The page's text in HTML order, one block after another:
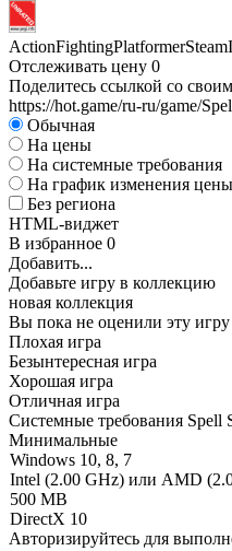
ActionFightingPlatformerSteam
Отслеживать цену 0
Поделитесь ссылкой со
https://hot.game/ru-ru/game/
Обычная
На цены
На системные требования
На график изменения цены
Без региона
HTML-виджет
В избранное 0
Добавить...
Добавьте игру в коллекцию
новая коллекция
Вы пока не оценили эту игру
Плохая игра
Безынтересная игра
Хорошая игра
Отличная игра
Системные требования Spell
Минимальные
Windows 10, 8, 7
Intel (2.00 GHz) или AMD
500 MB
DirectX 10
Авторизируйтесь для